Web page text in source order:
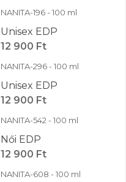
NANITA-196 - 100 ml
Unisex EDP
12 900 Ft
NANITA-296 - 100 ml
Unisex EDP
12 900 Ft
NANITA-542 - 100 ml
Női EDP
12 900 Ft
NANITA-608 - 100 ml